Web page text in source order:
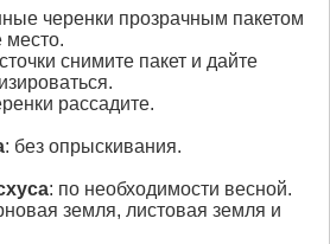
черенки прозрачным пакетом
место.
снимите пакет и дайте
рассадите.
: без опрыскивания.
: по необходимости весной.
земля, листовая земля и